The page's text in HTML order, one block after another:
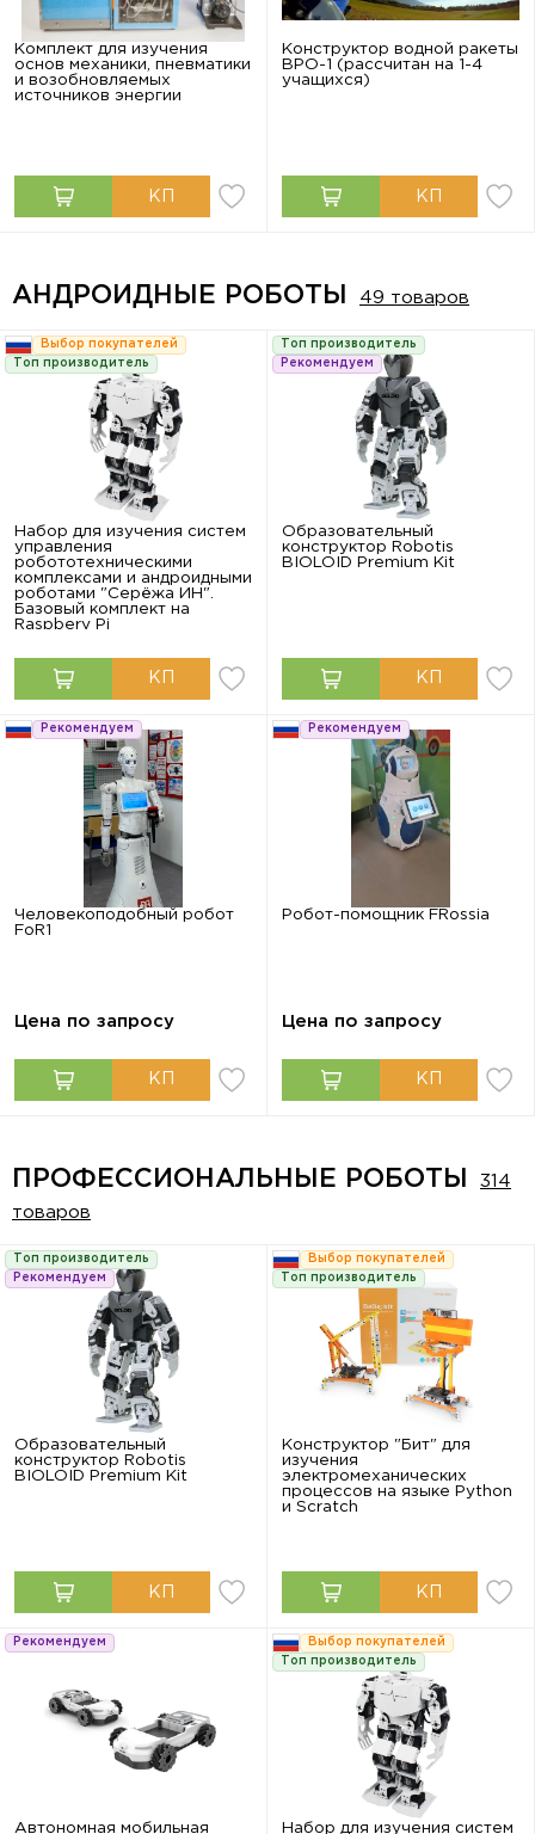
Комплект для изучения
основ механики, пневматики
и возобновляемых
источников энергии
Конструктор водной ракеты
ВРО-1 (рассчитан на 1-4
учащихся)
АНДРОИДНЫЕ РОБОТЫ 49 товаров
Выбор покупателей
Топ производитель
Набор для изучения систем
управления
робототехническими
комплексами и андроидными
роботами "Серёжа ИН".
Базовый комплект на
Raspbery Pi
Топ производитель
Рекомендуем
Образовательный
конструктор Robotis
BIOLOID Premium Kit
Рекомендуем
Человекоподобный робот
FoR1
Цена по запросу
Рекомендуем
Робот-помощник FRossia
Цена по запросу
ПРОФЕССИОНАЛЬНЫЕ РОБОТЫ
314
товаров
Топ производитель
Рекомендуем
Образовательный
конструктор Robotis
BIOLOID Premium Kit
Выбор покупателей
Топ производитель
Конструктор "Бит" для
изучения
электромеханических
процессов на языке Python
и Scratch
Рекомендуем
Автономная мобильная
Выбор покупателей
Топ производитель
Набор для изучения систем